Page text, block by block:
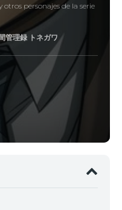
personajes de la serie
理録 トネガワ